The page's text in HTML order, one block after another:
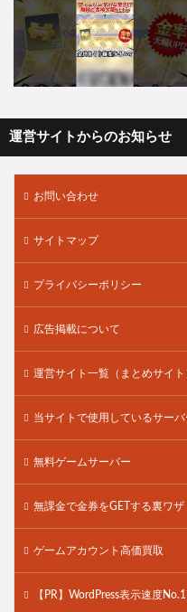
運営サイトからのお知らせ
お問い合わせ
サイトマップ
プライバシーポリシー
広告掲載について
運営サイト一覧（まとめサイト
当サイトで使用しているサーバ
無料ゲームサーバー
無課金で金券をGETする裏ワザ
ゲームアカウント高価買取
【PR】WordPress表示速度